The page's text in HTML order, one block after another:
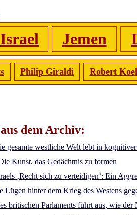
Israel Jemen
Philip Giraldi Robert
dem Archiv:
gesamte westliche Welt lebt in
Kunst, das Gedächtnis zu formen
‚Recht sich zu verteidigen’: Ein
Lügen hinter dem Krieg des Westens
britischen Parlaments führt aus, wie